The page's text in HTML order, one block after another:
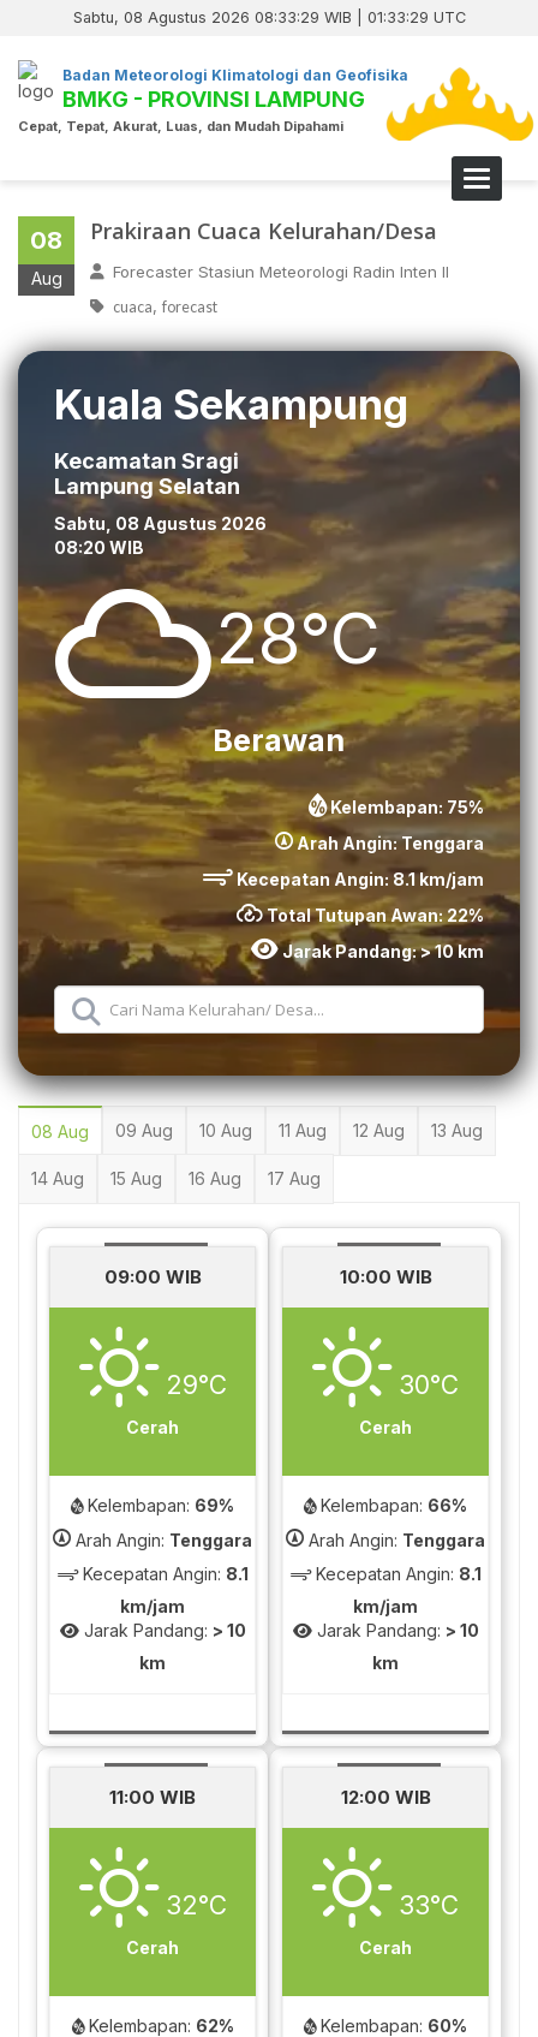
Sabtu, 08 Agustus 2026 08:33:30 WIB | 01:33:30 UTC
Badan Meteorologi Klimatologi dan Geofisika
BMKG - PROVINSI LAMPUNG
Cepat, Tepat, Akurat, Luas, dan Mudah Dipahami
Toggle
08
Aug
Prakiraan Cuaca Kelurahan/Desa
Forecaster Stasiun Meteorologi Radin Inten II
cuaca, forecast
Kuala Sekampung
Kecamatan Sragi
Lampung Selatan
Sabtu, 08 Agustus 2026
08:20 WIB
28°C
Berawan
Kelembapan: 75%
Arah Angin:Tenggara
Kecepatan Angin: 8.1km/jam
Total Tutupan Awan:22%
Jarak Pandang:> 10 km
08 Aug 09 Aug 10 Aug 11 Aug 12 Aug 13 Aug
14 Aug 15 Aug 16 Aug 17 Aug
09:00 WIB
29°C
Cerah
Kelembapan: 69%
Arah Angin: Tenggara
Kecepatan Angin: 8.1
km/jam
Jarak Pandang: > 10
km
10:00 WIB
30°C
Cerah
Kelembapan: 66%
Arah Angin: Tenggara
Kecepatan Angin: 8.1
km/jam
Jarak Pandang: > 10
km
11:00 WIB
32°C
Cerah
Kelembapan: 62%
12:00 WIB
33°C
Cerah
Kelembapan: 60%